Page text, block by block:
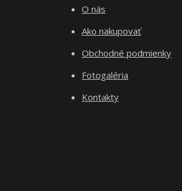
O nás
Ako nakupovať
Obchodné podmienky
Fotogaléria
Kontakty